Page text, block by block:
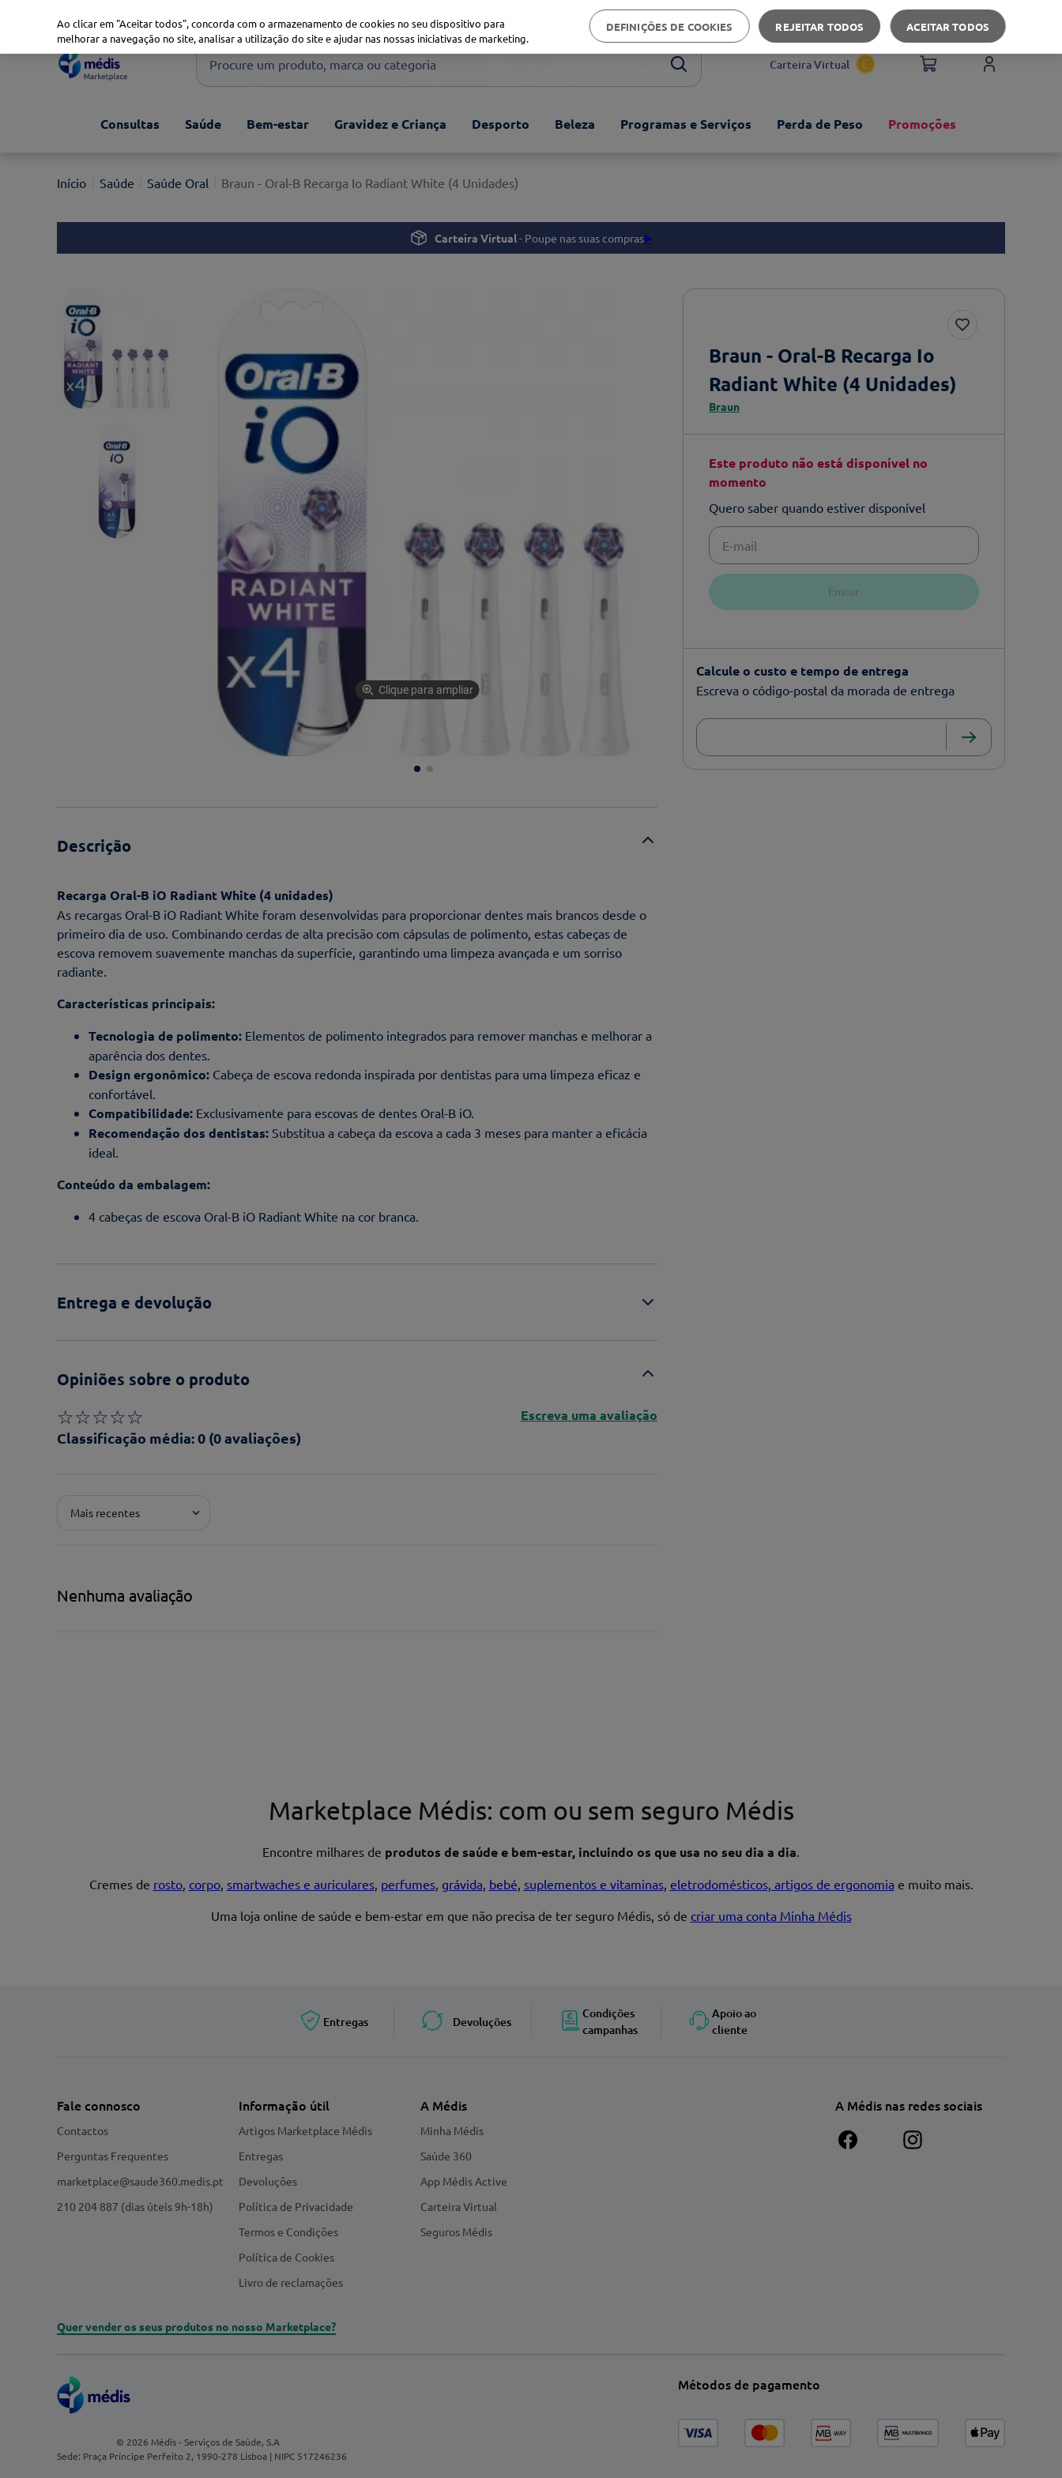
Apoio ao cliente
Procure um produto, marca ou categoria
1º xiaomi
3 now
Carteira Virtual
Consultas Saúde Bem-estar Gravidez e Criança Desporto Beleza Programas e Serviços Perda de Peso Promoções
Saúde Saúde Oral Braun - Oral-B Recarga Io Radiant White (4 Unidades)
Carteira Virtual- Poupe nas suas compras▶️
Clique para ampliar
Descrição
Recarga Oral-B iO Radiant White (4 unidades)
As recargas Oral-B iO Radiant White foram desenvolvidas para proporcionar dentes mais brancos desde o
primeiro dia de uso. Combinando cerdas de alta precisão com cápsulas de polimento, estas cabeças de
escova removem suavemente manchas da superfície, garantindo uma limpeza avançada e um sorriso
radiante.
Características principais:
Tecnologia de polimento: Elementos de polimento integrados para remover manchas e melhorar a
aparência dos dentes.
Design ergonômico: Cabeça de escova redonda inspirada por dentistas para uma limpeza eficaz e
confortável.
Compatibilidade: Exclusivamente para escovas de dentes Oral-B iO.
Recomendação dos dentistas: Substitua a cabeça da escova a cada 3 meses para manter a eficácia
ideal.
Conteúdo da embalagem:
4 cabeças de escova Oral-B iO Radiant White na cor branca.
Entrega e devolução
Opiniões sobre o produto
☆☆☆☆☆
Classificação média: 0 (0 avaliações)
Escreva uma avaliação
Pontuação*
Mais recentes
Nenhuma avaliação
Braun - Oral-B Recarga Io
Radiant White (4 Unidades)
Braun
Este produto não está disponível no
momento
Quero saber quando estiver disponível
Enviar
Calcule o custo e tempo de entrega
Escreva o código-postal da morada de entrega
Marketplace Médis: com ou sem seguro Médis
Encontre milhares de produtos de saúde e bem-estar, incluindo os que usa no seu dia a dia.
Cremes de rosto, corpo, smartwaches e auriculares, perfumes, grávida, bebé, suplementos e vitaminas, eletrodomésticos, artigos de ergonomia e muito mais.
Uma loja online de saúde e bem-estar em que não precisa de ter seguro Médis, só de criar uma conta Minha Médis
Entregas Devoluções
Condições
campanhas
Apoio ao
cliente
Fale connosco
Contactos
Perguntas Frequentes
marketplace@saude360.medis.pt
210 204 887 (dias úteis 9h-18h)
Informação útil
Artigos Marketplace Médis
Entregas
Devoluções
Política de Privacidade
Termos e Condições
Política de Cookies
Livro de reclamações
A Médis
Minha Médis
Saúde 360
App Médis Active
Carteira Virtual
Seguros Médis
A Médis nas redes sociais
Quer vender os seus produtos no nosso Marketplace?
© 2026 Médis - Serviços de Saúde, S.A
Sede: Praça Príncipe Perfeito 2, 1990-278 Lisboa | NIPC 517246236
Métodos de pagamento
Ao clicar em "Aceitar todos", concorda com o armazenamento de cookies no seu dispositivo para
melhorar a navegação no site, analisar a utilização do site e ajudar nas nossas iniciativas de marketing.
DEFINIÇÕES DE COOKIES REJEITAR TODOS ACEITAR TODOS